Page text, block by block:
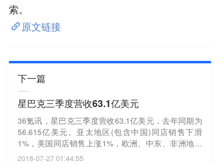
索。
原文链接
下一篇
星巴克三季度营收63.1亿美元
36氪讯，星巴克三季度营收63.1亿美元，去年同期为
56.615亿美元。亚太地区(包含中国)同店销售下滑
1%，美国同店销售上涨1%，欧洲、中东、非洲地区
的同店销售0%。
2018-07-27 01:44:55